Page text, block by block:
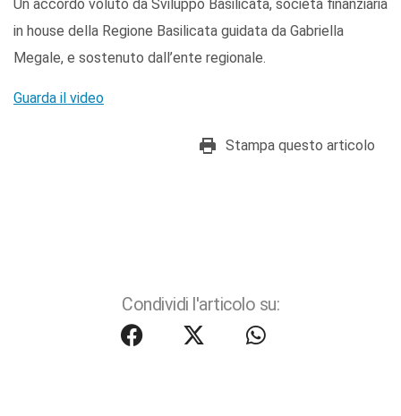
Un accordo voluto da Sviluppo Basilicata, società finanziaria
in house della Regione Basilicata guidata da Gabriella
Megale, e sostenuto dall’ente regionale.
Guarda il video
Stampa questo articolo
Condividi l'articolo su: